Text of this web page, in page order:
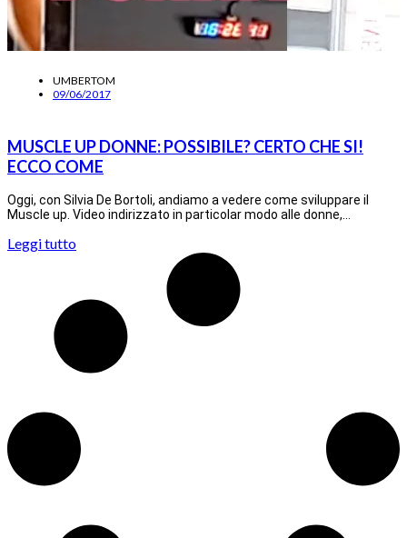
UMBERTOM
09/06/2017
MUSCLE UP DONNE: POSSIBILE? CERTO CHE SI!
ECCO COME
Oggi, con Silvia De Bortoli, andiamo a vedere come sviluppare il
Muscle up. Video indirizzato in particolar modo alle donne,…
Leggi tutto